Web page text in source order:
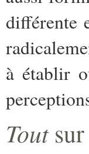
différente
à établir
Tout